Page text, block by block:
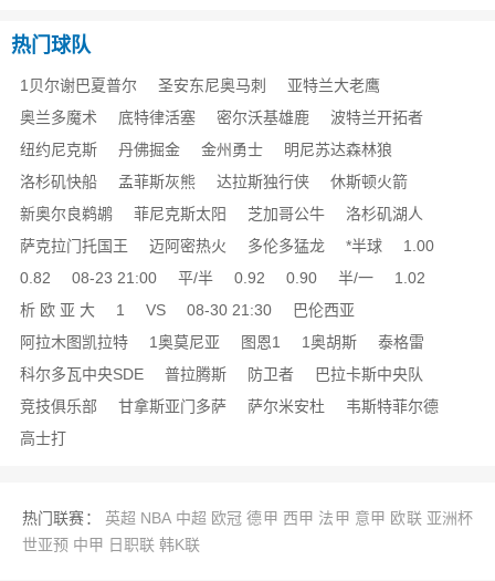
热门球队
1贝尔谢巴夏普尔 圣安东尼奥马刺
亚特兰大老鹰
奥兰多魔术
底特律活塞 密尔沃基雄鹿
波特兰开拓者
纽约尼克斯
丹佛掘金 金州勇士
明尼苏达森林狼
洛杉矶快船
孟菲斯灰熊 达拉斯独行侠
休斯顿火箭
新奥尔良鹈鹕
菲尼克斯太阳 芝加哥公牛
洛杉矶湖人
萨克拉门托国王
迈阿密热火 多伦多猛龙 *半球
1.00
0.82
08-23 21:00 平/半 0.92 0.90 半/一
1.02
析 欧 亚 大
1 VS 08-30 21:30
巴伦西亚
阿拉木图凯拉特
1奥莫尼亚 图恩1 1奥胡斯
泰格雷
科尔多瓦中央SDE
普拉腾斯 防卫者
巴拉卡斯中央队
竞技俱乐部
甘拿斯亚门多萨 萨尔米安杜
韦斯特菲尔德
高士打
热门联赛： 英超 NBA 中超 欧冠 德甲 西甲 法甲 意甲 欧联 亚洲杯
世亚预 中甲 日职联 韩K联